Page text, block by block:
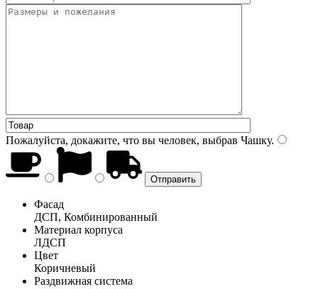
Пожалуйста, докажите, что вы человек, выбрав Чашку.
Фасад
ДСП, Комбинированный
Материал корпуса
ЛДСП
Цвет
Коричневый
Раздвижная система